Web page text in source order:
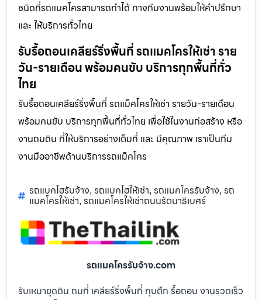
ชนิดที่รถแมคโครสามารถทำได้ ทางทีมงานพร้อมให้คำปรึกษา
และ ให้บริการทั่วไทย
รับรื้อถอนเคลียร์ริ่งพื้นที่ รถแมคโครให้เช่า ราย
วัน-รายเดือน พร้อมคนขับ บริการทุกพื้นที่ทั่ว
ไทย
รับรื้อถอนเคลียร์ริ่งพื้นที่ รถแม็คโครให้เช่า รายวัน-รายเดือน
พร้อมคนขับ บริการทุกพื้นที่ทั่วไทย เพื่อใช้ในงานก่อสร้าง หรือ
งานถมดิน ที่ให้บริการอย่างเต็มที่ และ มีคุณภาพ เราเป็นทีม
งานมืออาชีพด้านบริการรถแม็คโคร
รถแบคโฮรับจ้าง, รถแบคโฮให้เช่า, รถแมคโครรับจ้าง, รถ
แมคโครให้เช่า, รถแมคโครให้เช่าถนนรัตนาธิเบศร์
รถแมคโครรับจ้าง.com
รับเหมาขุดดิน ถมที่ เคลียร์ริ่งพื้นที่ ทุบตึก รื้อถอน งานรวดเร็ว